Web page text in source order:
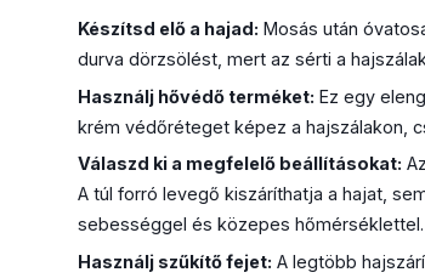
Készítsd elő a hajad: Mosás után
durva dörzsölést, mert az sérti a
Használj hővédő terméket: Ez egy
krém védőréteget képez a hajszálakon,
Válaszd ki a megfelelő beállításokat:
A túl forró levegő kiszáríthatja a hajat,
sebességgel és közepes hőmérséklettel.
Használj szűkítő fejet: A legtöbb